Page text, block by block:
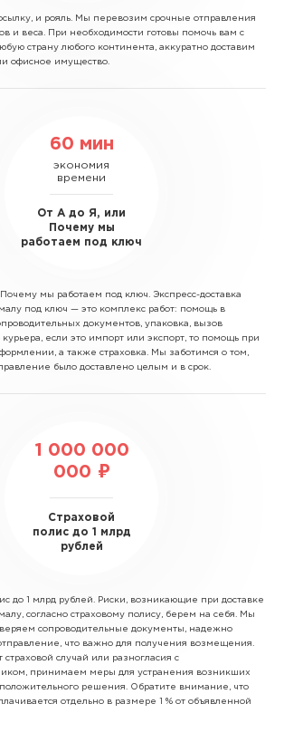
и рояль. Мы перевозим срочные отправления
и веса. При необходимости готовы помочь вам с
страну любого континента, аккуратно доставим
офисное имущество.
60 мин
экономия
времени
От А до Я, или
Почему мы
работаем под ключ
мы работаем под ключ. Экспресс-доставка
под ключ — это комплекс работ: помощь в
документов, упаковка, вызов
курьера, если это импорт или экспорт, то помощь при
а также страховка. Мы заботимся о том,
было доставлено целым и в срок.
1 000 000
000 ₽
Страховой
полис до 1 млрд
рублей
до 1 млрд рублей. Риски, возникающие при доставке
согласно страховому полису, берем на себя. Мы
сопроводительные документы, надежно
что важно для получения возмещения.
страховой случай или разногласия с
принимаем меры для устранения возникших
положительного решения. Обратите внимание, что
отдельно в размере 1 % от объявленной